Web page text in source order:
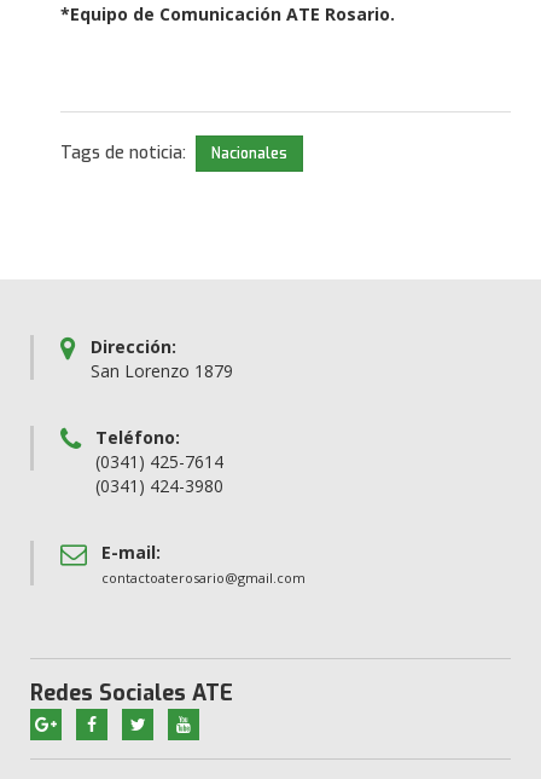
*Equipo de Comunicación ATE Rosario.
Tags de noticia: Nacionales
Dirección:
San Lorenzo 1879
Teléfono:
(0341) 425-7614
(0341) 424-3980
E-mail:
contactoaterosario@gmail.com
Redes Sociales ATE